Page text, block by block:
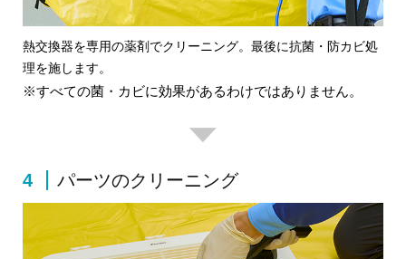
熱交換器を専用の薬剤でクリーニング。最後に抗菌・防カビ処
理を施します。
※すべての菌・カビに効果があるわけではありません。
4 パーツのクリーニング